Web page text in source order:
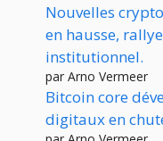
Nouvelles
en hausse,
institutionnel.
par Arno Vermeer
Bitcoin core
digitaux en